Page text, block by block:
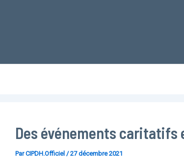
Des événements caritatifs
ParCIPDH.Officiel /27 décembre 2021